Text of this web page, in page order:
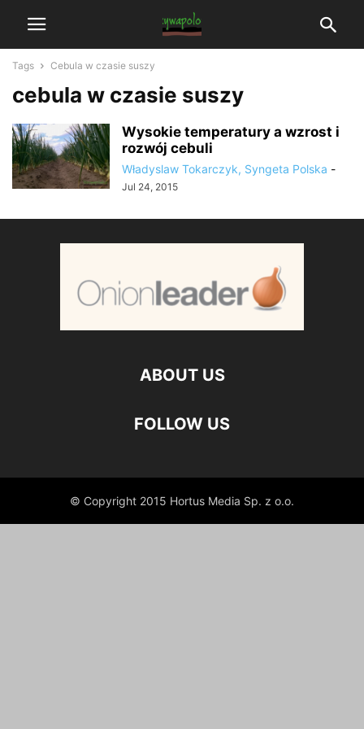
Tags Cebula w czasie suszy
cebula w czasie suszy
Wysokie temperatury a wzrost i
rozwój cebuli
Władyslaw Tokarczyk, Syngeta Polska -
Jul 24, 2015
ABOUT US
FOLLOW US
© Copyright 2015 Hortus Media Sp. z o.o.